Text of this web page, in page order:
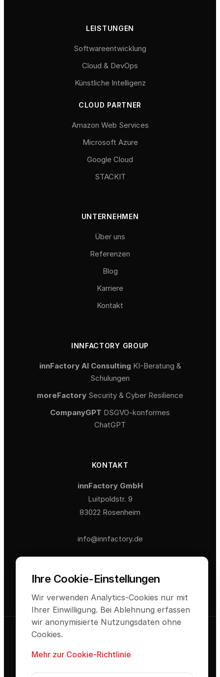
Ihre Cookie-Einstellungen
Wir verwenden Analytics-Cookies nur mit
Ihrer Einwilligung. Bei Ablehnung erfassen
wir anonymisierte Nutzungsdaten ohne
Cookies.
Mehr zur Cookie-Richtlinie
LEISTUNGEN
Softwareentwicklung
Cloud & DevOps
Künstliche Intelligenz
CLOUD PARTNER
Amazon Web Services
Microsoft Azure
Google Cloud
STACKIT
UNTERNEHMEN
Über uns
Referenzen
Blog
Karriere
Kontakt
INNFACTORY GROUP
innFactory AI Consulting KI-Beratung &
Schulungen
moreFactory Security & Cyber Resilience
CompanyGPT DSGVO-konformes
ChatGPT
KONTAKT
innFactory GmbH
Luitpoldstr. 9
83022 Rosenheim
info@innfactory.de
© 2026 innFactory GmbH. Alle Rechte
ImpressumDatenschutzCookie-Einstellungen